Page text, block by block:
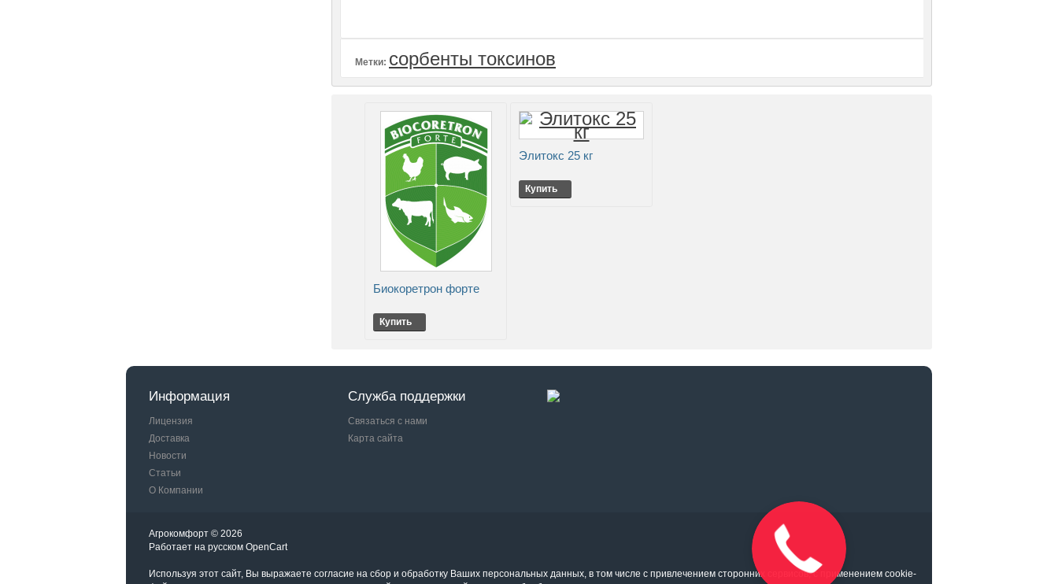
Метки: сорбенты токсинов
Биокоретрон форте
Купить
Элитокс 25 кг
Купить
Информация
Лицензия
Доставка
Новости
Статьи
О Компании
Служба поддержки
Связаться с нами
Карта сайта
Агрокомфорт © 2026
Работает на русском OpenCart
Используя этот сайт, Вы выражаете согласие на сбор и обработку Ваших персональных данных, в том числе с привлечением сторонних сервисов, с применением cookie-